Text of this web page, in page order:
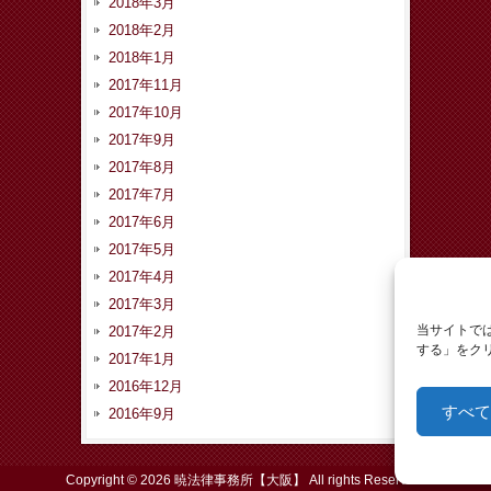
当サイトで
する」をク
すべ
2018年2月
2018年1月
2017年11月
2017年10月
2017年9月
2017年8月
2017年7月
2017年6月
2017年5月
2017年4月
2017年3月
2017年2月
2017年1月
2016年12月
2016年9月
Copyright © 2026 暁法律事務所【大阪】 All rights Reserved.